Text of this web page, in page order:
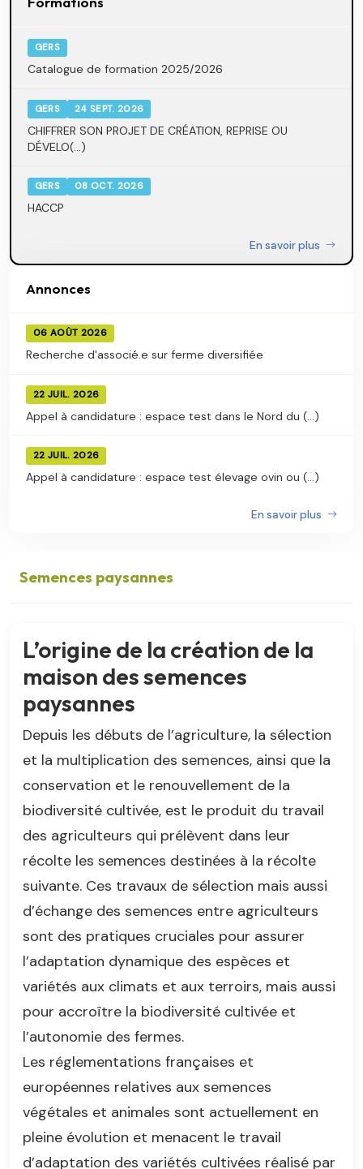
GERS
Catalogue de formation 2025/2026
GERS 24 SEPT. 2026
CHIFFRER SON PROJET DE CRÉATION, REPRISE OU
DÉVELO(...)
GERS 08 OCT. 2026
HACCP
En savoir plus
Annonces
06 AOÛT 2026
Recherche d'associé.e sur ferme diversifiée
22 JUIL. 2026
Appel à candidature : espace test dans le Nord du (...)
22 JUIL. 2026
Appel à candidature : espace test élevage ovin ou (...)
En savoir plus
Semences paysannes
L’origine de la création de la
maison des semences
paysannes
Depuis les débuts de l’agriculture, la sélection
et la multiplication des semences, ainsi que la
conservation et le renouvellement de la
biodiversité cultivée, est le produit du travail
des agriculteurs qui prélèvent dans leur
récolte les semences destinées à la récolte
suivante. Ces travaux de sélection mais aussi
d’échange des semences entre agriculteurs
sont des pratiques cruciales pour assurer
l’adaptation dynamique des espèces et
variétés aux climats et aux terroirs, mais aussi
pour accroître la biodiversité cultivée et
l’autonomie des fermes.
Les réglementations françaises et
européennes relatives aux semences
végétales et animales sont actuellement en
pleine évolution et menacent le travail
d’adaptation des variétés cultivées réalisé par